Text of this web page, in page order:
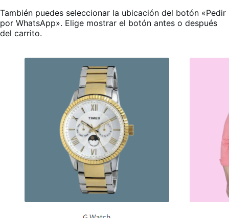
También puedes seleccionar la ubicación del botón «Pedir
por WhatsApp». Elige mostrar el botón antes o después
del carrito.